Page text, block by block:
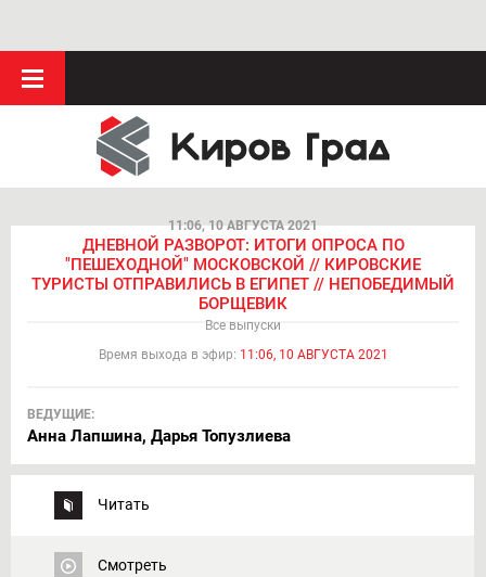
11:06, 10 АВГУСТА 2021
ДНЕВНОЙ РАЗВОРОТ: ИТОГИ ОПРОСА ПО
"ПЕШЕХОДНОЙ" МОСКОВСКОЙ // КИРОВСКИЕ
ТУРИСТЫ ОТПРАВИЛИСЬ В ЕГИПЕТ // НЕПОБЕДИМЫЙ
БОРЩЕВИК
Все выпуски
Время выхода в эфир: 11:06, 10 АВГУСТА 2021
ВЕДУЩИЕ:
Анна Лапшина, Дарья Топузлиева
Читать
Смотреть